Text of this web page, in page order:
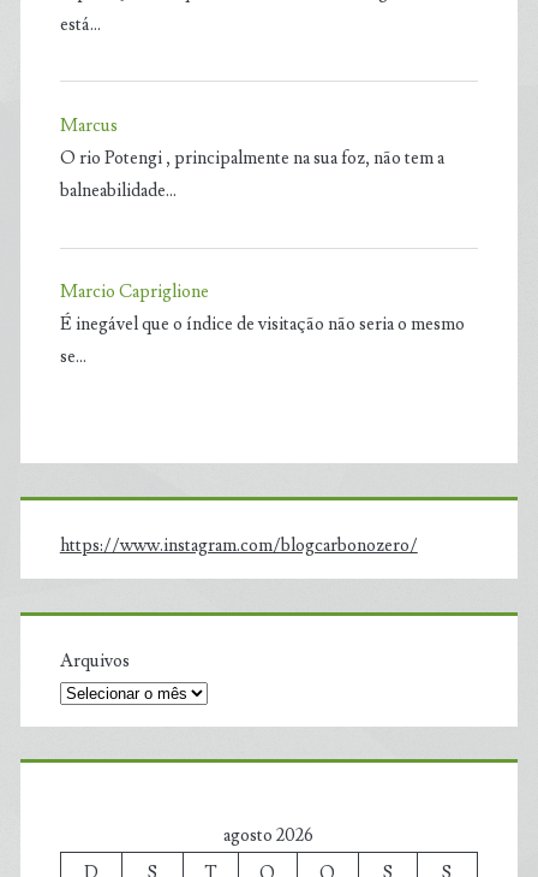
está…
Marcus
O rio Potengi , principalmente na sua foz, não tem a
balneabilidade…
Marcio Capriglione
É inegável que o índice de visitação não seria o mesmo
se…
https://www.instagram.com/blogcarbonozero/
Arquivos
agosto 2026